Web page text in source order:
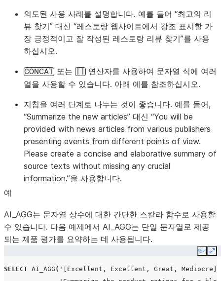
의도된 사용 사례를 설명합니다. 예를 들어 “최고의 리
뷰 찾기” 대신 “레스토랑 웹사이트에서 강조 표시할 가
장 긍정적이고 잘 작성된 레스토랑 리뷰 찾기”를 사용
하십시오.
CONCAT 또는 || 연산자를 사용하여 문자열 식에 여러
열을 사용할 수 있습니다. 아래 예를 참조하십시오.
지침을 여러 단계로 나누는 것이 좋습니다. 예를 들어,
“Summarize the new articles” 대신 “You will be
provided with news articles from various publishers
presenting events from different points of view.
Please create a concise and elaborative summary of
source texts without missing any crucial
information.”을 사용합니다.
예
AI_AGG는 문자열 상수에 대한 간단한 스칼라 함수로 사용할
수 있습니다. 다음 예제에서 AI_AGG는 단일 문자열로 제공
되는 제품 평가를 요약하는 데 사용됩니다.
Copy
SELECT AI_AGG ( '[Excellent, Excellent, Great, Mediocre]'